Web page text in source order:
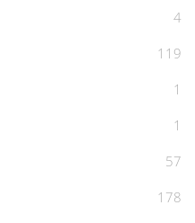
4
119
1
1
57
178